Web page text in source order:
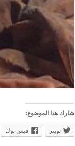
شارك هذا الموضوع:
تويتر فيس بوك